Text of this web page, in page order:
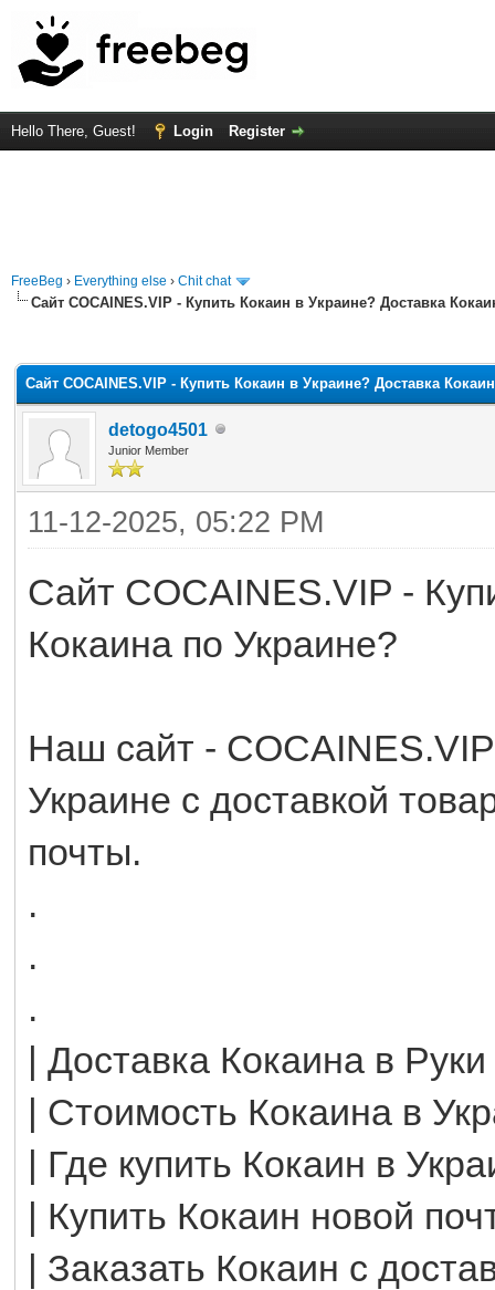
Hello There, Guest! Login Register
FreeBeg › Everything else › Chit chat
Сайт COCAINES.VIP - Купить Кокаин в Украине? Доставка
Сайт COCAINES.VIP - Купить Кокаин в Украине? Доставка
detogo4501
Junior Member
11-12-2025, 05:22 PM
Сайт COCAINES.VIP -
Кокаина по Украине?
Наш сайт -
Украине с доставкой
почты.
.
.
.
| Доставка Кокаина в
| Стоимость Кокаина в
| Где купить Кокаин в
| Купить Кокаин новой
| Заказать Кокаин с